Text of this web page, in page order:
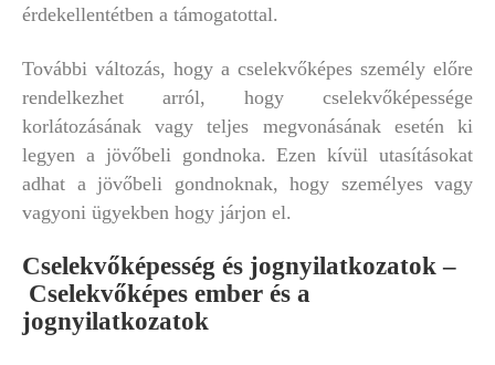
érdekellentétben a támogatottal.
További változás, hogy a cselekvőképes személy előre
rendelkezhet arról, hogy cselekvőképessége
korlátozásának vagy teljes megvonásának esetén ki
legyen a jövőbeli gondnoka. Ezen kívül utasításokat
adhat a jövőbeli gondnoknak, hogy személyes vagy
vagyoni ügyekben hogy járjon el.
Cselekvőképesség és jognyilatkozatok –
Cselekvőképes ember és a
jognyilatkozatok